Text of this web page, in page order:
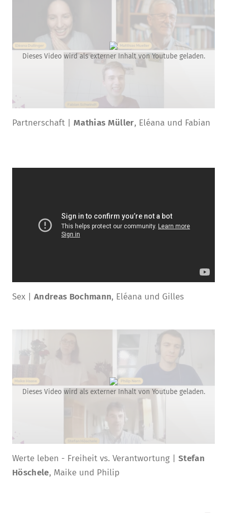
Dieses Video wird als externer Inhalt von Youtube geladen.
Partnerschaft | Mathias Müller, Eléana und Fabian
Sex | Andreas Bochmann, Eléana und Gilles
Dieses Video wird als externer Inhalt von Youtube geladen.
Werte leben - Freiheit vs. Verantwortung | Stefan
Höschele, Maike und Philip